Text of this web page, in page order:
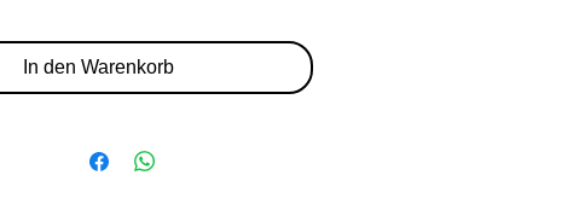
In den Warenkorb